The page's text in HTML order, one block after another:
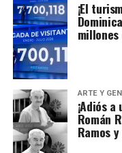
¡El
ARTE Y
¡Adiós
Román
Ramos